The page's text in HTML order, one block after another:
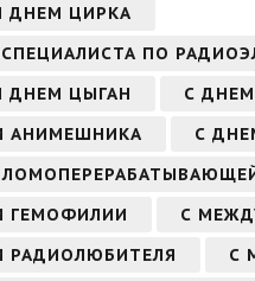
ДНЕМ ЦИРКА
ПО
ЦЫГАН
С
АНИМЕШНИКА
С
ГЕМОФИЛИИ
С
РАДИОЛЮБИТЕЛЯ
С